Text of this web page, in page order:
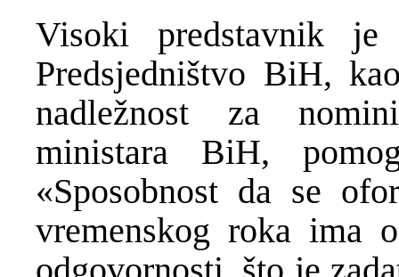
Visoki predstavnik
Predsjedništvo BiH,
nadležnost za
ministara BiH,
«Sposobnost da se
vremenskog roka ima